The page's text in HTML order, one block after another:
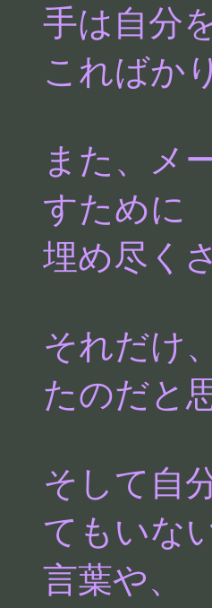
手は自分
こればか
また、メ
すために
埋め尽く
それだけ
たのだと
そして自
てもいな
言葉や、